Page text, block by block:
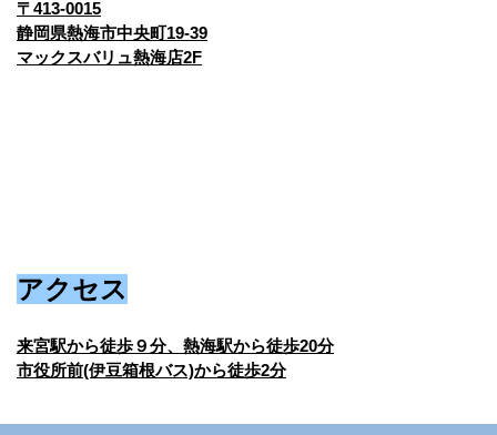
〒413-0015
静岡県熱海市中央町19-39
マックスバリュ熱海店2F
アクセス
来宮駅から徒歩９分、熱海駅から徒歩20分
市役所前(伊豆箱根バス)から徒歩2分